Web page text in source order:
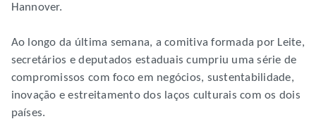
Hannover.
Ao longo da última semana, a comitiva formada por Leite,
secretários e deputados estaduais cumpriu uma série de
compromissos com foco em negócios, sustentabilidade,
inovação e estreitamento dos laços culturais com os dois
países.